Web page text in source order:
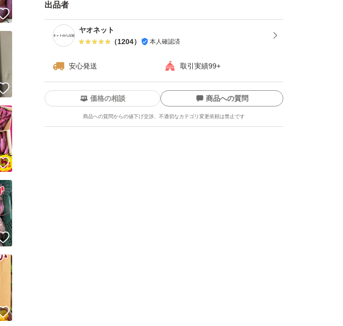
《ご注意》
訳ありになります。
※写真はイメージです。
す。
※ご購入後のキャンセルは受付ておりません。
出品者
ヤオネット
（1204） 本人確認済
安心発送 取引実績99+
績について
価格の相談 商品への質問
商品への質問からの値下げ交渉、不適切なカテゴリ変更依頼は禁止です
いいね！
いいね！
いいね！
いいね！
いいね！